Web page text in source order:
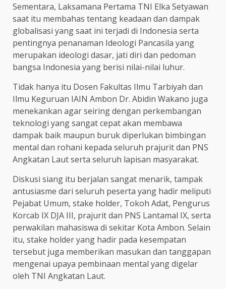
Sementara, Laksamana Pertama TNI Elka Setyawan
saat itu membahas tentang keadaan dan dampak
globalisasi yang saat ini terjadi di Indonesia serta
pentingnya penanaman Ideologi Pancasila yang
merupakan ideologi dasar, jati diri dan pedoman
bangsa Indonesia yang berisi nilai-nilai luhur.
Tidak hanya itu Dosen Fakultas Ilmu Tarbiyah dan
Ilmu Keguruan IAIN Ambon Dr. Abidin Wakano juga
menekankan agar seiring dengan perkembangan
teknologi yang sangat cepat akan membawa
dampak baik maupun buruk diperlukan bimbingan
mental dan rohani kepada seluruh prajurit dan PNS
Angkatan Laut serta seluruh lapisan masyarakat.
Diskusi siang itu berjalan sangat menarik, tampak
antusiasme dari seluruh peserta yang hadir meliputi
Pejabat Umum, stake holder, Tokoh Adat, Pengurus
Korcab IX DJA III, prajurit dan PNS Lantamal IX, serta
perwakilan mahasiswa di sekitar Kota Ambon. Selain
itu, stake holder yang hadir pada kesempatan
tersebut juga memberikan masukan dan tanggapan
mengenai upaya pembinaan mental yang digelar
oleh TNI Angkatan Laut.